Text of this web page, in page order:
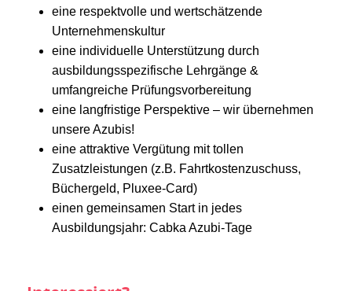
eine respektvolle und wertschätzende
Unternehmenskultur
eine individuelle Unterstützung durch
ausbildungsspezifische Lehrgänge &
umfangreiche Prüfungsvorbereitung
eine langfristige Perspektive – wir übernehmen
unsere Azubis!
eine attraktive Vergütung mit tollen
Zusatzleistungen (z.B. Fahrtkostenzuschuss,
Büchergeld, Pluxee-Card)
einen gemeinsamen Start in jedes
Ausbildungsjahr: Cabka Azubi-Tage